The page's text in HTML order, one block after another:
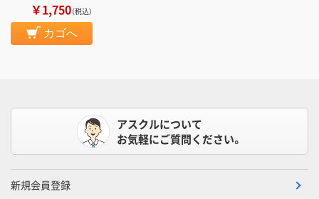
￥1,750（税込）
カゴへ
アスクルについて
お気軽にご質問ください。
新規会員登録